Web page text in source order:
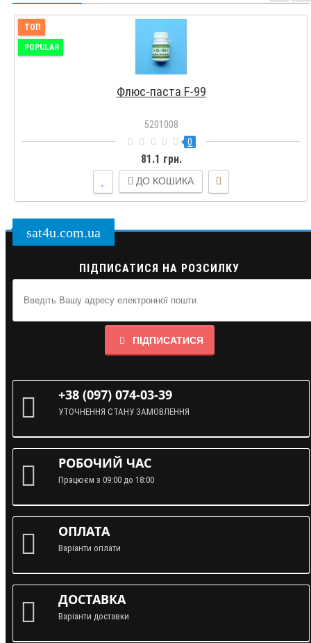
ТОП
POPULAR
Флюс-паста F-99
5201008
0
81.1 грн.
ДО КОШИКА
sat4u.com.ua
ПІДПИСАТИСЯ НА РОЗСИЛКУ
ПІДПИСАТИСЯ
+38 (097) 074-03-39
УТОЧНЕННЯ СТАНУ ЗАМОВЛЕННЯ
РОБОЧИЙ ЧАС
Працюєм з 09:00 до 18:00
ОПЛАТА
Варіанти оплати
ДОСТАВКА
Варіанти доставки